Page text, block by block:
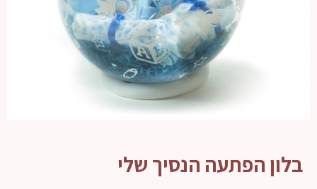
בלון הפתעה הנסיך שלי